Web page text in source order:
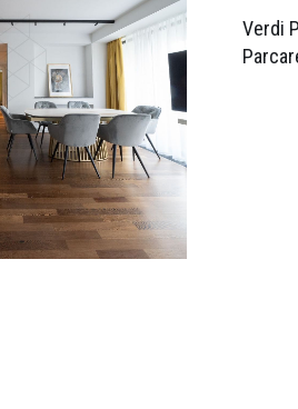
CP3289956
Verdi